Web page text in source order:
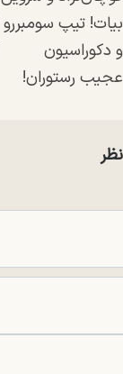
بیات! تیپ سومبررو
و دکوراسیون
عجیب رستوران!